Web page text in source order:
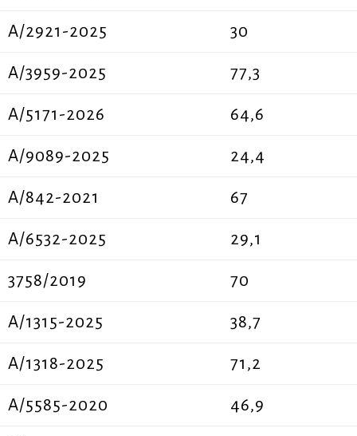
A/2921-2025 30
A/3959-2025 77,3
A/5171-2026 64,6
A/9089-2025 24,4
Α/842-2021 67
A/6532-2025 29,1
3758/2019 70
A/1315-2025 38,7
A/1318-2025 71,2
Α/5585-2020 46,9